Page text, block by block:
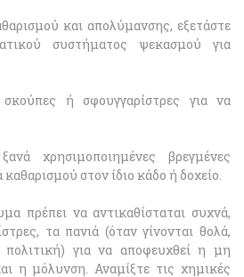
και απολύμανσης, εξετάστε
συστήματος ψεκασμού για
ή σφουγγαρίστρες για να
χρησιμοποιημένες βρεγμένες
στον ίδιο κάδο ή δοχείο.
πρέπει να αντικαθίσταται συχνά,
τα πανιά (όταν γίνονται θολά,
για να αποφευχθεί η μη
η μόλυνση. Αναμίξτε τις χημικές